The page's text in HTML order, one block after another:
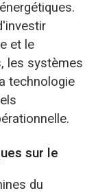
et le
les systèmes
technologie
sur le
du